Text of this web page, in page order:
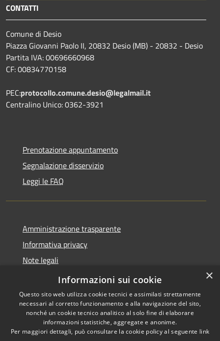
CONTATTI
Comune di Desio
Piazza Giovanni Paolo II, 20832 Desio (MB) - 20832 - Desio
Partita IVA: 00696660968
CF: 00834770158
PEC:protocollo.comune.desio@legalmail.it
Centralino Unico: 0362-3921
Prenotazione appuntamento
Segnalazione disservizio
Leggi le FAQ
Amministrazione trasparente
Informativa privacy
Note legali
Dichiarazione di accessibilità
Accessibilità
Copyright © 2026 • Comune di
Desio • Powered by
×
Informazioni sui cookie
Questo sito web utilizza cookie tecnici e assimilati strettamente
necessari al corretto funzionamento e alla navigazione del sito,
nonché un cookie tecnico analitico al solo fine di elaborare
informazioni statistiche, aggregate e anonime.
Per maggiori dettagli, può consultare la cookie policy al seguente link